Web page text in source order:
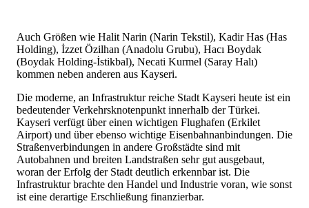
Auch Größen wie Halit Narin (Narin Tekstil), Kadir Has (Has
Holding), İzzet Özilhan (Anadolu Grubu), Hacı Boydak
(Boydak Holding-İstikbal), Necati Kurmel (Saray Halı)
kommen neben anderen aus Kayseri.
Die moderne, an Infrastruktur reiche Stadt Kayseri heute ist ein
bedeutender Verkehrsknotenpunkt innerhalb der Türkei.
Kayseri verfügt über einen wichtigen Flughafen (Erkilet
Airport) und über ebenso wichtige Eisenbahnanbindungen. Die
Straßenverbindungen in andere Großstädte sind mit
Autobahnen und breiten Landstraßen sehr gut ausgebaut,
woran der Erfolg der Stadt deutlich erkennbar ist. Die
Infrastruktur brachte den Handel und Industrie voran, wie sonst
ist eine derartige Erschließung finanzierbar.